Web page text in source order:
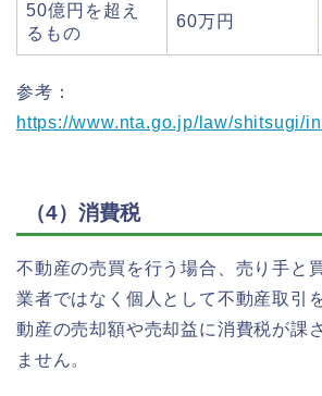
50億円を超え
るもの
60万円
参考：
https://www.nta.go.jp/law/shitsugi/
（4）消費税
不動産の売買を行う場合、売り手と
業者ではなく個人として不動産取引
動産の売却額や売却益に消費税が課
ません。